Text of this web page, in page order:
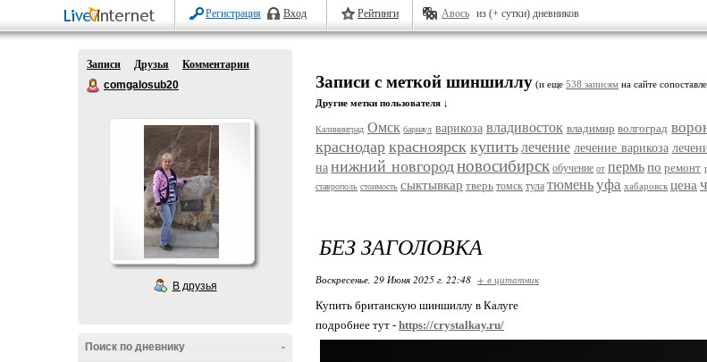
Регистрация Вход Рейтинги Авось из (+ сутки) дневников
Записи Друзья
Комментарии
comgalosub20
В друзья
-
Поиск по дневнику
Записи с меткой шиншиллу (и еще 538 записям на сайте
Другие метки пользователя ↓
Калининград Омск барнаул варикоза владивосток владимир волгоград
краснодар красноярск купить лечение лечение варикоза
на нижний новгородновосибирск обучение от пермь по ремонт
ставрополь стоимость сыктывкар тверь томск тула тюменьуфа хабаровск цена
БЕЗ ЗАГОЛОВКА
Воскресенье, 29 Июня 2025 г. 22:48 + в цитатник
Купить британскую шиншиллу в Калуге
подробнее тут - https://crystalkay.ru/